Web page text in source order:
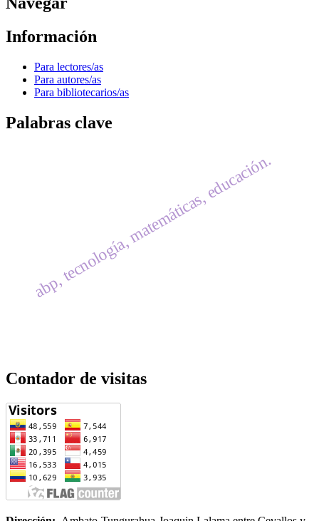
Información
Para lectores/as
Para autores/as
Para bibliotecarios/as
Palabras clave
abp, tecnología, matemáticas, educación.
Contador de visitas